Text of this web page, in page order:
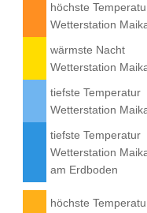
höch­ste
Wetter­station
wärm­ste Nacht
Wetter­station
tief­ste Temperatur
Wetter­station
tief­ste Temperatur
Wetter­station
am Erdboden
höchste